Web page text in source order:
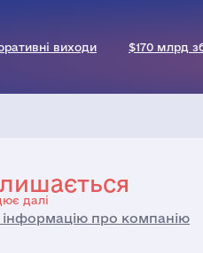
виходи $170 млрд
далі
про компанію